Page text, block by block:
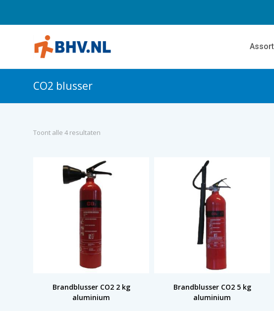
CO2 blusser
Toont alle 4 resultaten
Brandblusser CO2 2 kg
aluminium
Brandblusser CO2 5 kg
aluminium